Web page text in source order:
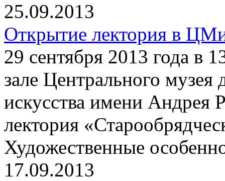
25.09.2013
Открытие лектория в
29 сентября 2013 года в
зале Центрального музея
искусства имени Андрея
лектория
Художественные
17.09.2013